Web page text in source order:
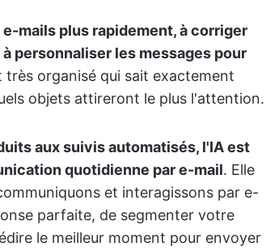
mails plus rapidement, à corriger
personnaliser les messages pour
très organisé qui sait exactement
objets attireront le plus l'attention.
aux suivis automatisés, l'IA est
quotidienne par e-mail. Elle
et interagissons par e-
parfaite, de segmenter votre
le meilleur moment pour envoyer